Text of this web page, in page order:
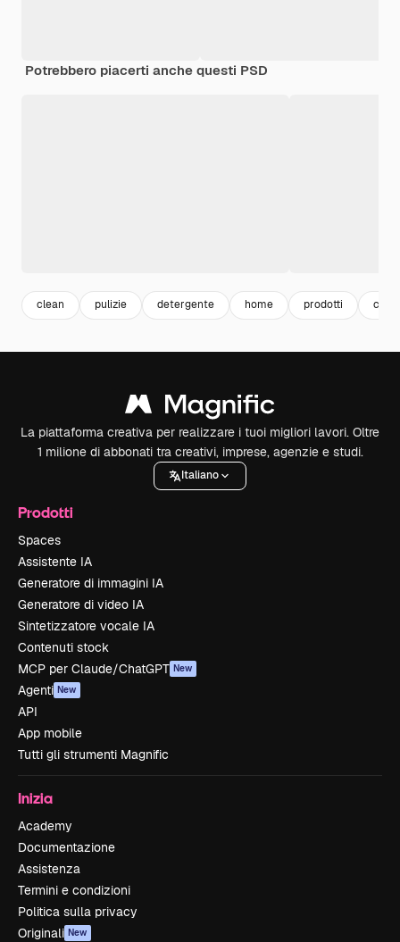
Potrebbero piacerti anche questi PSD
clean pulizie detergente home prodotti
La piattaforma creativa per realizzare i tuoi migliori lavori. Oltre
1 milione di abbonati tra creativi, imprese, agenzie e studi.
Italiano
Prodotti
Spaces
Assistente IA
Generatore di immagini IA
Generatore di video IA
Sintetizzatore vocale IA
Contenuti stock
MCP per Claude/ChatGPT New
Agenti New
API
App mobile
Tutti gli strumenti Magnific
Inizia
Academy
Documentazione
Assistenza
Termini e condizioni
Politica sulla privacy
Originali New